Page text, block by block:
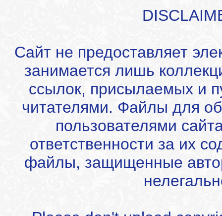
Сайт не предоставляет
занимается лишь
ссылок, присылаемых и
читателями. Файлы для
пользователями
ответственности за их
файлы, защищенные